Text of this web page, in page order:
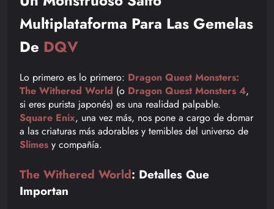
Multiplataforma Para Las Gemelas
De DQV
Lo primero es lo primero: Dragon Quest Monsters:
The Withered World (o Dragon Quest Monsters 4,
si eres purista japonés) es una realidad palpable.
Square Enix, una vez más, nos pone a cargo de domar
a las criaturas más adorables y temibles del universo de
Slimes y compañía.
The Withered World: Detalles Que
Importan